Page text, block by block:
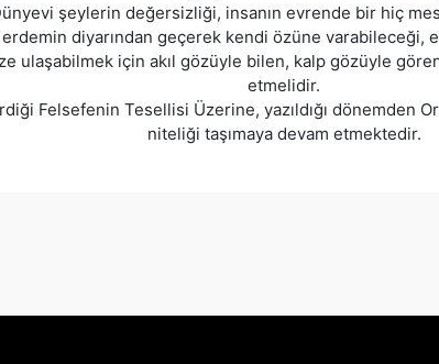
şeylerin değersizliği, insanın evrende bir hiç
diyarından geçerek kendi özüne varabileceği,
ulaşabilmek için akıl gözüyle bilen, kalp gözüyle
etmelidir.
Felsefenin Tesellisi Üzerine, yazıldığı dönemden
niteliği taşımaya devam etmektedir.